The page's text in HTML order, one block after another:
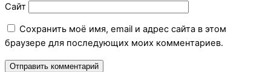
Сайт
Сохранить моё имя, email и адрес сайта в этом
браузере для последующих моих комментариев.